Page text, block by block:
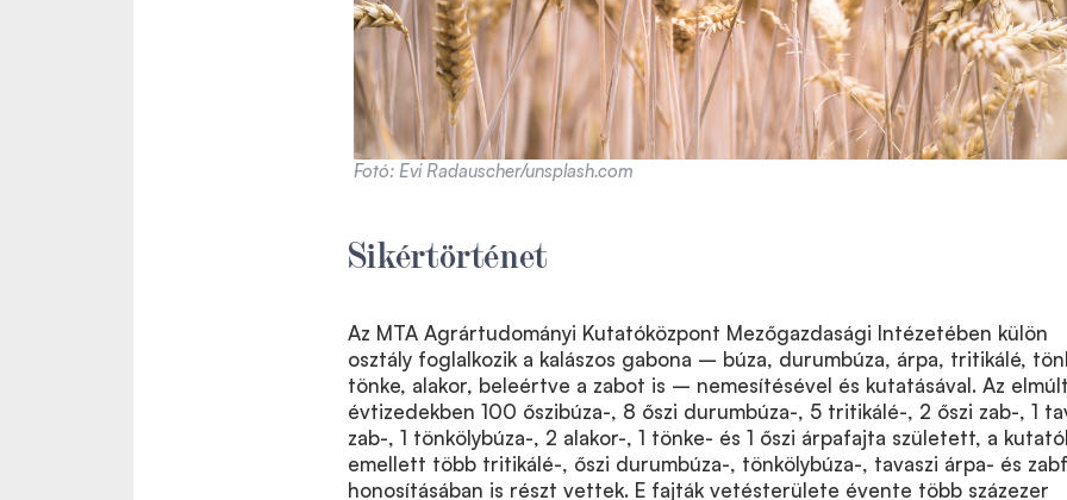
Fotó: Evi Radauscher/unsplash.com
Sikértörténet
Az MTA Agrártudományi Kutatóközpont Mezőgazdasági Intézetében külön
osztály foglalkozik a kalászos gabona – búza, durumbúza, árpa, tritikálé,
tönke, alakor, beleértve a zabot is – nemesítésével és kutatásával. Az elmúlt
évtizedekben 100 őszibúza-, 8 őszi durumbúza-, 5 tritikálé-, 2 őszi zab-, 1
zab-, 1 tönkölybúza-, 2 alakor-, 1 tönke- és 1 őszi árpafajta született, a
emellett több tritikálé-, őszi durumbúza-, tönkölybúza-, tavaszi árpa- és
honosításában is részt vettek. E fajták vetésterülete évente több százezer